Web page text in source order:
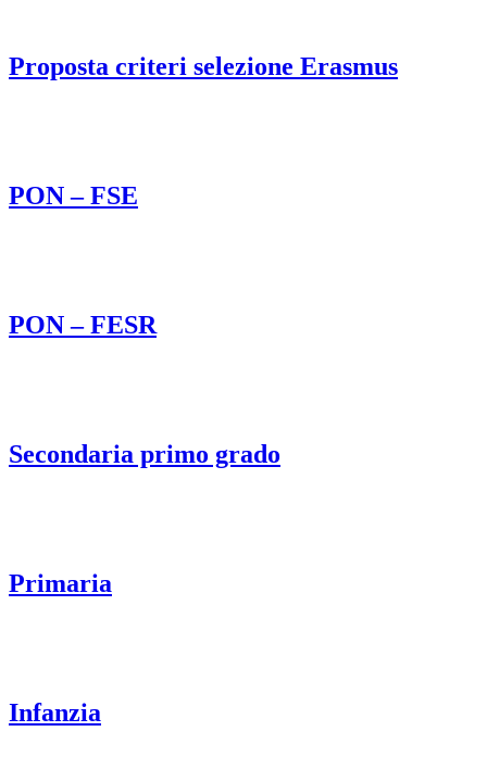
Proposta criteri selezione Erasmus
PON – FSE
PON – FESR
Secondaria primo grado
Primaria
Infanzia